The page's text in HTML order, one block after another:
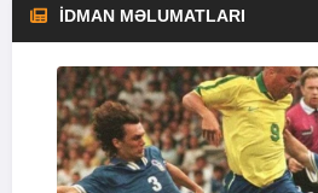
İDMAN MƏLUMATLARI